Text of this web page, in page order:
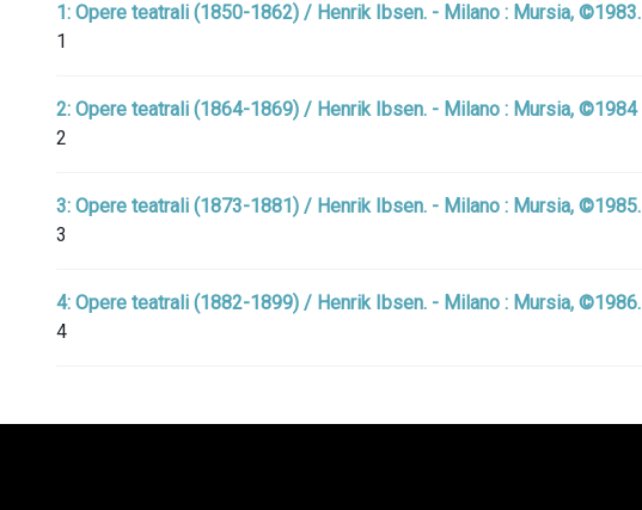
1: Opere teatrali (1850-1862) / Henrik Ibsen. - Milano : Mursia, ©1983.
1
2: Opere teatrali (1864-1869) / Henrik Ibsen. - Milano : Mursia, ©1984
2
3: Opere teatrali (1873-1881) / Henrik Ibsen. - Milano : Mursia, ©1985.
3
4: Opere teatrali (1882-1899) / Henrik Ibsen. - Milano : Mursia, ©1986.
4